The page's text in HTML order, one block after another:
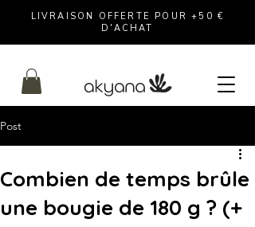
LIVRAISON OFFERTE POUR +50 €
D'ACHAT
Post
Combien de temps brûle
une bougie de 180 g ? (+